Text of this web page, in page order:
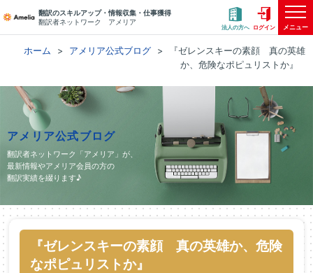
翻訳のスキルアップ・情報収集・仕事獲得
翻訳者ネットワーク アメリア
法人の方へ ログイン メニュー
ホーム アメリア公式ブログ
『ゼレンスキーの素顔 真の英雄
か、危険なポピュリストか』
アメリア公式ブログ
翻訳者ネットワーク「アメリア」が、
最新情報やアメリア会員の方の
翻訳実績を綴ります♪
『ゼレンスキーの素顔 真の英雄か、危険
なポピュリストか』